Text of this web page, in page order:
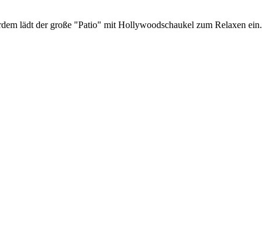
lädt der große "Patio" mit Hollywoodschaukel zum Relaxen ein.